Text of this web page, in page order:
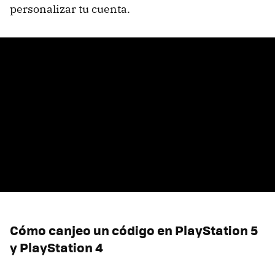
personalizar tu cuenta.
Cómo canjeo un código en PlayStation 5
y PlayStation 4